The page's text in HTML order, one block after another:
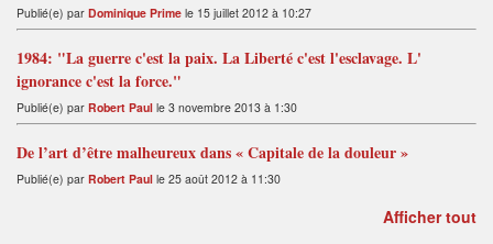
Publié(e) par Dominique Prime le 15 juillet 2012 à 10:27
1984: "La guerre c'est la paix. La Liberté c'est l'esclavage. L'
ignorance c'est la force."
Publié(e) par Robert Paul le 3 novembre 2013 à 1:30
De l’art d’être malheureux dans « Capitale de la douleur »
Publié(e) par Robert Paul le 25 août 2012 à 11:30
Afficher tout